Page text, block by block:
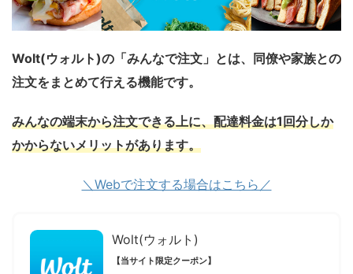
Wolt(ウォルト)の「みんなで注文」とは、同僚や家族との
注文をまとめて行える機能です。
みんなの端末から注文できる上に、配達料金は1回分しか
かからないメリットがあります。
＼Webで注文する場合はこちら／
Wolt(ウォルト)
【当サイト限定クーポン】